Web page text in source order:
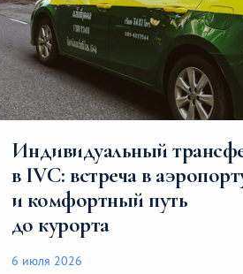
Индивидуальный
в IVC: встреча в
и комфортный путь
до курорта
6 июля 2026